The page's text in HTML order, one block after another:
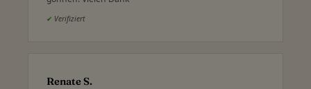
✔ Verifiziert
Renate S.